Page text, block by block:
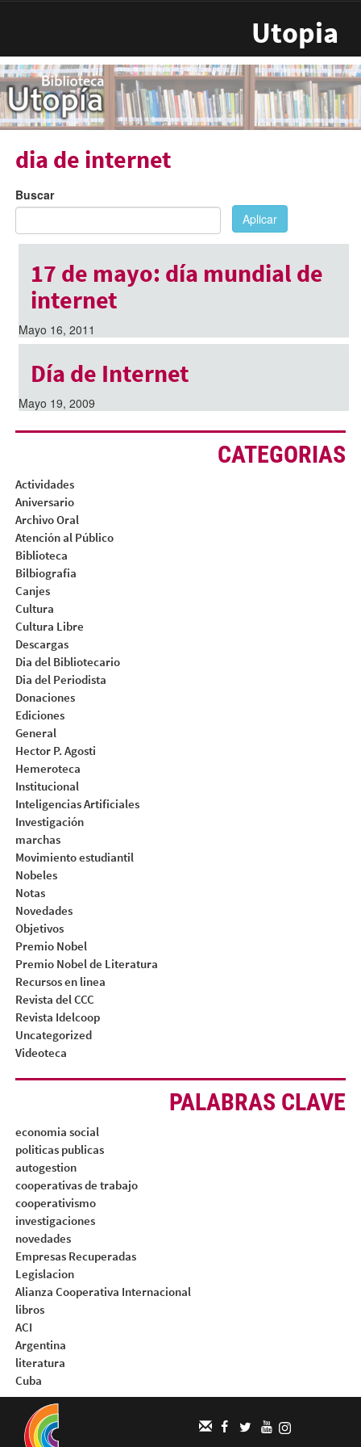
Utopia
dia de internet
Buscar
Aplicar
17 de mayo: día mundial de
internet
Mayo 16, 2011
Día de Internet
Mayo 19, 2009
CATEGORIAS
Actividades
Aniversario
Archivo Oral
Atención al Público
Biblioteca
Bilbiografia
Canjes
Cultura
Cultura Libre
Descargas
Dia del Bibliotecario
Dia del Periodista
Donaciones
Ediciones
General
Hector P. Agosti
Hemeroteca
Institucional
Inteligencias Artificiales
Investigación
marchas
Movimiento estudiantil
Nobeles
Notas
Novedades
Objetivos
Premio Nobel
Premio Nobel de Literatura
Recursos en linea
Revista del CCC
Revista Idelcoop
Uncategorized
Videoteca
PALABRAS CLAVE
economia social
politicas publicas
autogestion
cooperativas de trabajo
cooperativismo
investigaciones
novedades
Empresas Recuperadas
Legislacion
Alianza Cooperativa Internacional
libros
ACI
Argentina
literatura
Cuba